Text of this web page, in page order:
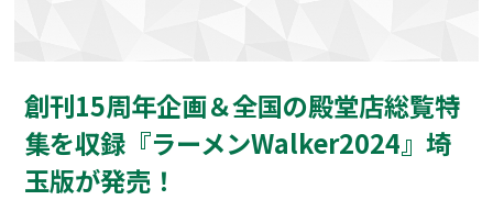
創刊15周年企画＆全国の殿堂店総覧特
集を収録『ラーメンWalker2024』埼
玉版が発売！